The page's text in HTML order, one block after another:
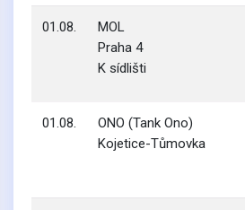
01.08.
MOL
Praha 4
K sídlišti
01.08.
ONO (Tank Ono)
Kojetice-Tůmovka